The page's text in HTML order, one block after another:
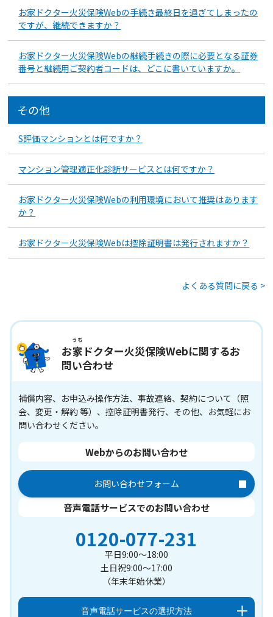
お家ドクター火災保険Webの手続き最終日を過ぎてしまったの
ですが、継続できますか？
お家ドクター火災保険Webの継続手続きの際に必要となる証券
番号と継続用ご契約者コードは、どこに書いていますか。
その他
S評価マンションとは何ですか？
マンション管理適正化診断サービスとは何ですか？
お家ドクター火災保険Webの利用環境において推奨はあります
か？
お家ドクター火災保険Webは控除証明書は発行されますか？
よくある質問に戻る >
お家
うち
ドクター火災保険Webに関するお
問い合わせ
補償内容、お申込み操作方法、事故連絡、契約について（照
会、変更・解約 等）、控除証明書発行、その他、お気軽にお
問い合わせください。
Webからのお問い合わせ
お問い合わせフォーム
音声電話サービスでのお問い合わせ
0120-077-231
平日9:00～18:00
土日祝9:00～17:00
（年末年始休業）
音声電話サービスの選択方法